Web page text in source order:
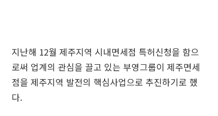
지난해 12월 제주지역 시내면세점 특허신청을 함으
로써 업계의 관심을 끌고 있는 부영그룹이 제주면세
점을 제주지역 발전의 핵심사업으로 추진하기로 했
다.